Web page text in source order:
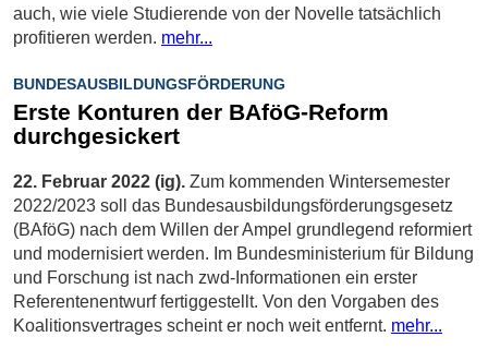
auch, wie viele Studierende von der Novelle tatsächlich
profitieren werden. mehr...
BUNDESAUSBILDUNGSFÖRDERUNG
Erste Konturen der BAföG-Reform
durchgesickert
22. Februar 2022 (ig). Zum kommenden Wintersemester
2022/2023 soll das Bundesausbildungsförderungsgesetz
(BAföG) nach dem Willen der Ampel grundlegend reformiert
und modernisiert werden. Im Bundesministerium für Bildung
und Forschung ist nach zwd-Informationen ein erster
Referentenentwurf fertiggestellt. Von den Vorgaben des
Koalitionsvertrages scheint er noch weit entfernt. mehr...